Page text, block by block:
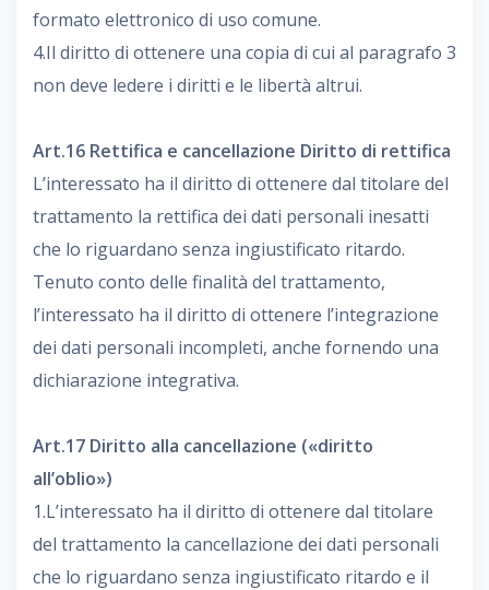
formato elettronico di uso comune.
4.Il diritto di ottenere una copia di cui al paragrafo 3
non deve ledere i diritti e le libertà altrui.
Art.16 Rettifica e cancellazione Diritto di rettifica
L’interessato ha il diritto di ottenere dal titolare del
trattamento la rettifica dei dati personali inesatti
che lo riguardano senza ingiustificato ritardo.
Tenuto conto delle finalità del trattamento,
l’interessato ha il diritto di ottenere l’integrazione
dei dati personali incompleti, anche fornendo una
dichiarazione integrativa.
Art.17 Diritto alla cancellazione («diritto
all’oblio»)
1.L’interessato ha il diritto di ottenere dal titolare
del trattamento la cancellazione dei dati personali
che lo riguardano senza ingiustificato ritardo e il